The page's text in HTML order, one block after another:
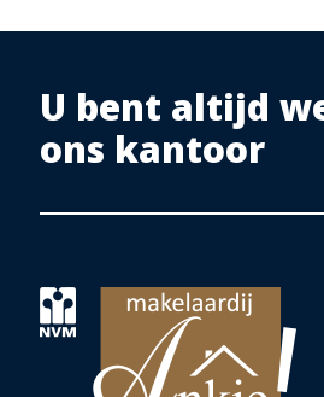
U bent altijd
ons kantoor